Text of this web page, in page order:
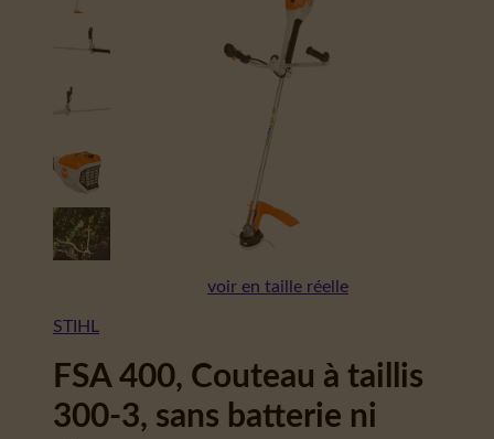
voir en taille réelle
STIHL
FSA 400, Couteau à taillis
300-3, sans batterie ni